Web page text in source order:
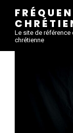
Le site de référence
chrétienne